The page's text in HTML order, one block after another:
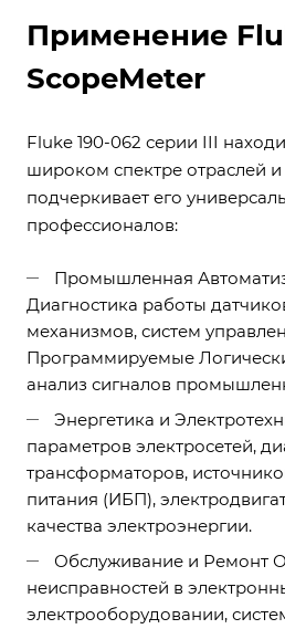
Применение
ScopeMeter
Fluke 190-062 серии III
широком спектре отраслей и
подчеркивает его
профессионалов:
Промышленная
Диагностика работы
механизмов, систем
Программируемые
анализ сигналов
Энергетика и
параметров электросетей,
трансформаторов,
питания (ИБП),
качества электроэнергии.
Обслуживание и Ремонт
неисправностей в
электрооборудовании,